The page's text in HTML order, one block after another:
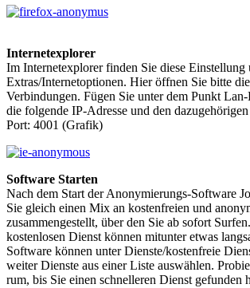
Internetexplorer
Im Internetexplorer finden Sie diese Einstellung
Extras/Internetoptionen. Hier öffnen Sie bitte
Verbindungen. Fügen Sie unter dem Punkt
die folgende IP-Adresse und den
Port: 4001 (Grafik)
Software Starten
Nach dem Start der Anonymierungs-Software
Sie gleich einen Mix an kostenfreien und
zusammengestellt, über den Sie ab sofort
kostenlosen Dienst können mitunter etwas
Software können unter Dienste/kostenfreie
weiter Dienste aus einer Liste auswählen.
rum, bis Sie einen schnelleren Dienst gefunden